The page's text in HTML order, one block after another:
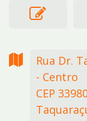
Rua Dr.
- Centro
CEP